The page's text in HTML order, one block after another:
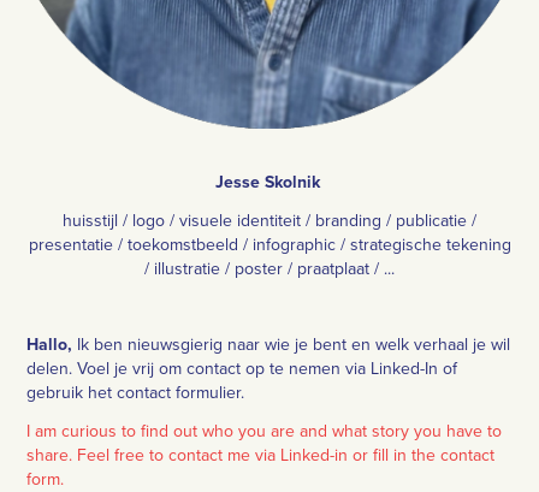
Jesse Skolnik
huisstijl / logo / visuele identiteit / branding / publicatie /
presentatie / toekomstbeeld / infographic / strategische tekening
/ illustratie / poster / praatplaat / ...
​​​​​​Hallo, Ik ben nieuwsgierig naar wie je bent en welk verhaal je wil
delen. Voel je vrij om contact op te nemen via Linked-In of
gebruik het contact formulier.
I am curious to find out who you are and what story you have to
share. Feel free to contact me via Linked-in or fill in the contact
form.